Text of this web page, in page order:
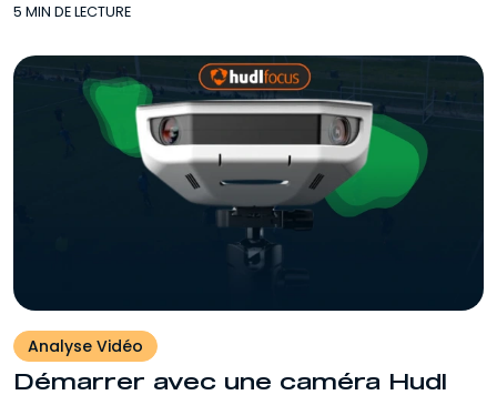
5 MIN DE LECTURE
Analyse Vidéo
Démarrer avec une caméra Hudl